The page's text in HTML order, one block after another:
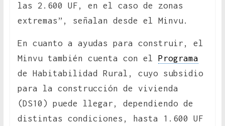
las 2.600 UF, en el caso de zonas
extremas”, señalan desde el Minvu.
En cuanto a ayudas para construir, el
Minvu también cuenta con el Programa
de Habitabilidad Rural, cuyo subsidio
para la construcción de vivienda
(DS10) puede llegar, dependiendo de
distintas condiciones, hasta 1.600 UF